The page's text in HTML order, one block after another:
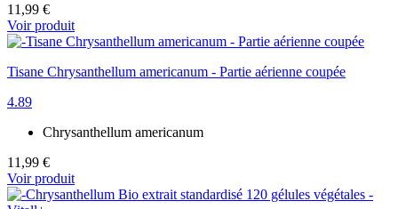
11,99 €
Voir produit
Tisane Chrysanthellum americanum - Partie aérienne coupée
4.89
Chrysanthellum americanum
11,99 €
Voir produit